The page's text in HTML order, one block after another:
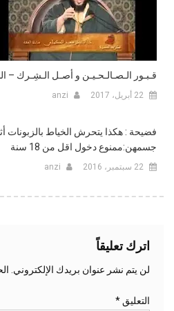
قـبـور الـصـالـحـيـن و أصـل الـشِـرك –
22 أبريل، 2017 anzi
فضيحة : هكذا يتحرش الخياط بالزبونات
جسمهن:ممنوع دخول اقل من 18 سنة
22 سبتمبر، 2016 anzi
اترك تعليقاً
لن يتم نشر عنوان بريدك الإلكتروني.
التعليق *